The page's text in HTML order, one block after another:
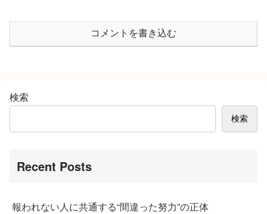
コメントを書き込む
検索
検索
Recent Posts
報われない人に共通する“間違った努力”の正体